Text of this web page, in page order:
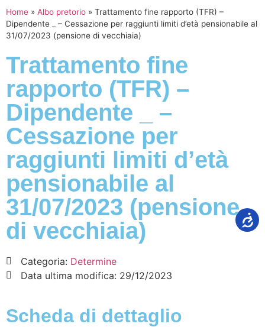
Home » Albo pretorio » Trattamento fine rapporto (TFR) –
Dipendente _ – Cessazione per raggiunti limiti d’età pensionabile al
31/07/2023 (pensione di vecchiaia)
Trattamento fine
rapporto (TFR) –
Dipendente _ –
Cessazione per
raggiunti limiti d’età
pensionabile al
31/07/2023 (pensione
di vecchiaia)
Categoria: Determine
Data ultima modifica: 29/12/2023
Scheda di dettaglio